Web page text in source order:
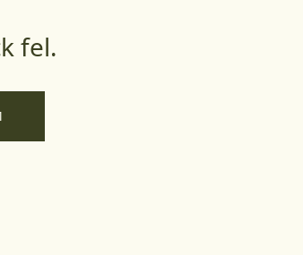
fel.